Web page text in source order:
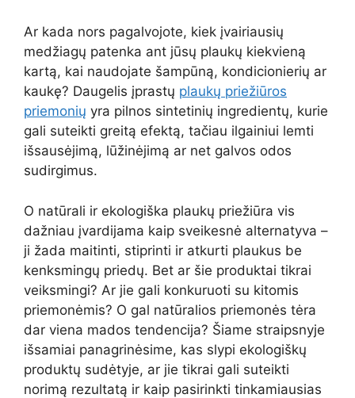
Ar kada nors pagalvojote, kiek įvairiausių
medžiagų patenka ant jūsų plaukų kiekvieną
kartą, kai naudojate šampūną, kondicionierių ar
kaukę? Daugelis įprastų plaukų priežiūros
priemonių yra pilnos sintetinių ingredientų, kurie
gali suteikti greitą efektą, tačiau ilgainiui lemti
išsausėjimą, lūžinėjimą ar net galvos odos
sudirgimus.
O natūrali ir ekologiška plaukų priežiūra vis
dažniau įvardijama kaip sveikesnė alternatyva –
ji žada maitinti, stiprinti ir atkurti plaukus be
kenksmingų priedų. Bet ar šie produktai tikrai
veiksmingi? Ar jie gali konkuruoti su kitomis
priemonėmis? O gal natūralios priemonės tėra
dar viena mados tendencija? Šiame straipsnyje
išsamiai panagrinėsime, kas slypi ekologiškų
produktų sudėtyje, ar jie tikrai gali suteikti
norimą rezultatą ir kaip pasirinkti tinkamiausias